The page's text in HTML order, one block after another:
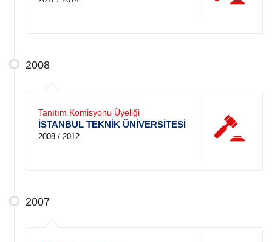
2008
Tanıtım Komisyonu Üyeliği
İSTANBUL TEKNİK ÜNİVERSİTESİ
2008 / 2012
2007